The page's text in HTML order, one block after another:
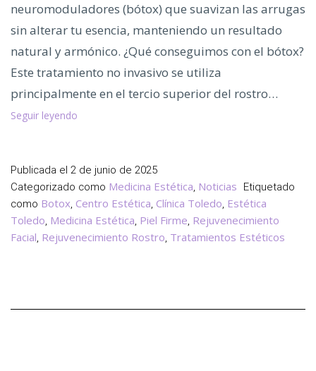
neuromoduladores (bótox) que suavizan las arrugas
sin alterar tu esencia, manteniendo un resultado
natural y armónico. ¿Qué conseguimos con el bótox?
Este tratamiento no invasivo se utiliza
principalmente en el tercio superior del rostro…
Seguir leyendo
Resultados
Naturales
y
sin
Cirugía
Publicada el 2 de junio de 2025
Categorizado como Medicina Estética, Noticias Etiquetado
como Botox, Centro Estética, Clínica Toledo, Estética
Toledo, Medicina Estética, Piel Firme, Rejuvenecimiento
Facial, Rejuvenecimiento Rostro, Tratamientos Estéticos